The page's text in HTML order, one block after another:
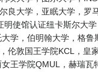
大学，亚眠大学，
使馆认证纽卡斯尔大
学，伯明翰大学，格
伦敦国王学院KCL，
王学院QMUL，赫瑞